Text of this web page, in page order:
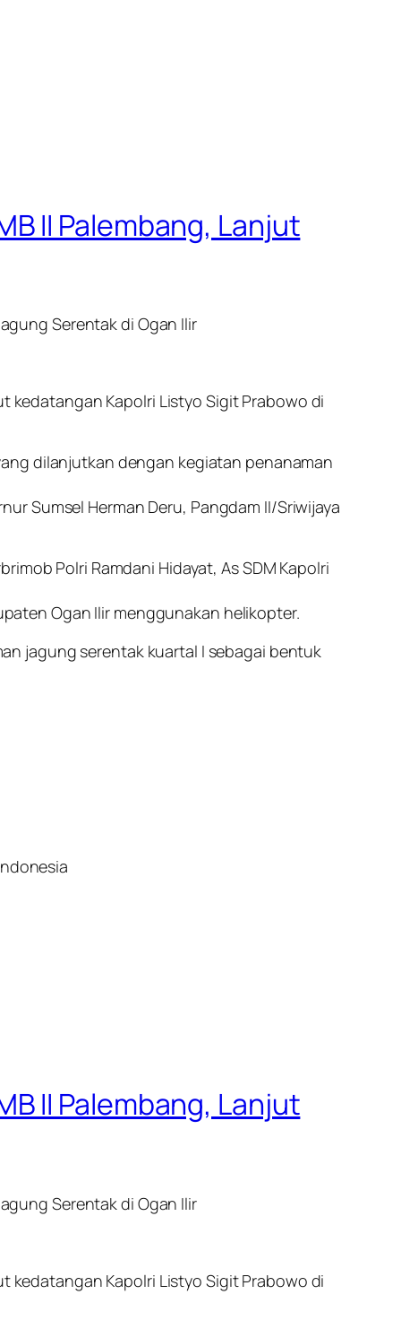
II Palembang, Lanjut
Serentak di Ogan Ilir
kedatangan Kapolri Listyo Sigit Prabowo di
dilanjutkan dengan kegiatan penanaman
Sumsel Herman Deru, Pangdam II/Sriwijaya
Polri Ramdani Hidayat, As SDM Kapolri
Ogan Ilir menggunakan helikopter.
jagung serentak kuartal I sebagai bentuk
II Palembang, Lanjut
Serentak di Ogan Ilir
kedatangan Kapolri Listyo Sigit Prabowo di